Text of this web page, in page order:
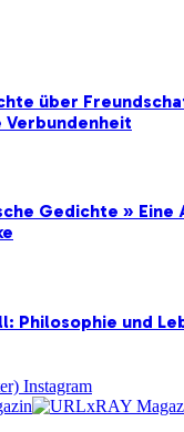
über
Verbundenheit
Gedichte » Eine
Philosophie und
Instagram